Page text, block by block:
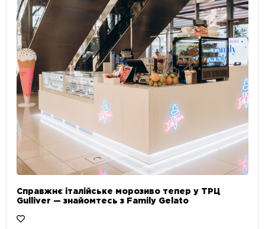
Справжнє італійське морозиво тепер у ТРЦ
Gulliver — знайомтесь з Family Gelato